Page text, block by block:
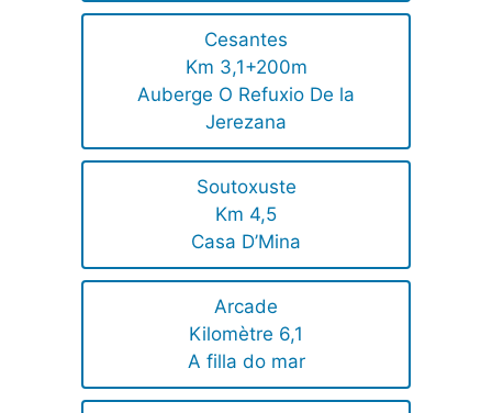
Cesantes
Km 3,1+200m
Auberge O Refuxio De la
Jerezana
Soutoxuste
Km 4,5
Casa D’Mina
Arcade
Kilomètre 6,1
A filla do mar